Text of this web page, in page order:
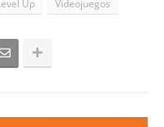
Up Videojuegos